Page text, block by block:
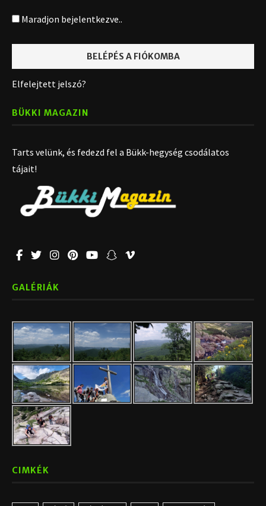
Maradjon bejelentkezve..
Elfelejtett jelszó?
BÜKKI MAGAZIN
Tarts velünk, és fedezd fel a Bükk-hegység csodálatos
tájait!
GALÉRIÁK
CIMKÉK